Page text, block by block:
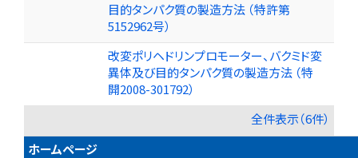
目的タンパク質の製造方法 （特許第
5152962号）
改変ポリヘドリンプロモーター、バクミド変
異体及び目的タンパク質の製造方法 （特
開2008-301792）
全件表示（6件）
ホームページ